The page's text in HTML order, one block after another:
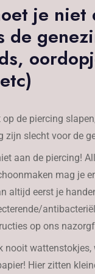
je niet
de
op de piercing
zijn slecht voor de
aan de piercing!
mag je
altijd eerst je
op ons
nooit wattenstokjes,
Hier zitten